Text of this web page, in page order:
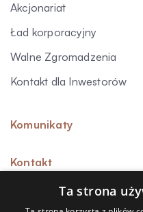
Akcjonariat
Ład korporacyjny
Walne Zgromadzenia
Kontakt dla Inwestorów
Komunikaty
Kontakt
Ta strona